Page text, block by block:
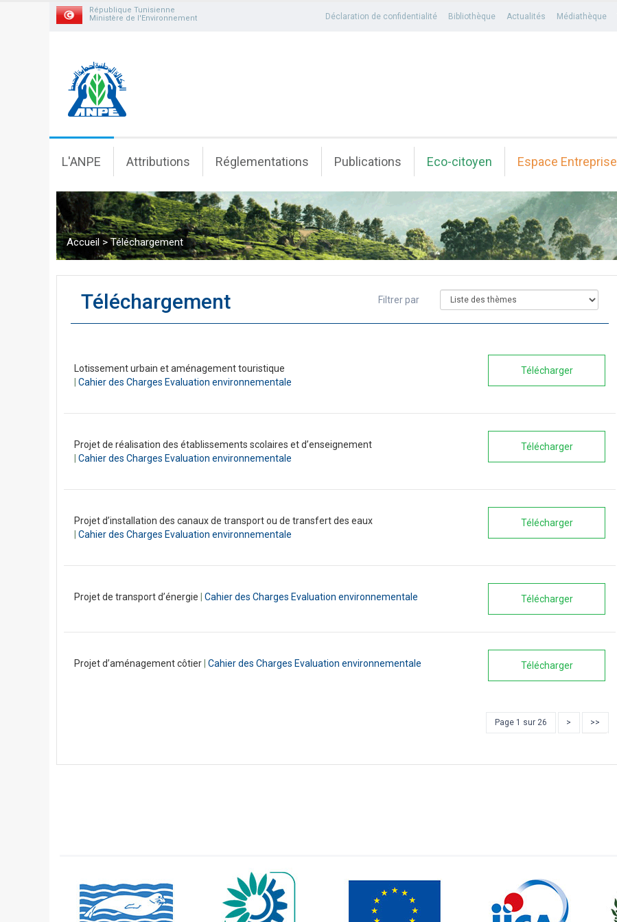
République Tunisienne
Ministère de l'Environnement
Déclaration de confidentialité Bibliothèque Actualités Médiathèque
L'ANPE Attributions Réglementations Publications Eco-citoyen Espace Entreprise
Accueil >Téléchargement
Téléchargement Filtrer par
Lotissement urbain et aménagement touristique
| Cahier des Charges Evaluation environnementale
Télécharger
Projet de réalisation des établissements scolaires et d’enseignement
| Cahier des Charges Evaluation environnementale
Télécharger
Projet d’installation des canaux de transport ou de transfert des eaux
| Cahier des Charges Evaluation environnementale
Télécharger
Projet de transport d’énergie | Cahier des Charges Evaluation environnementale Télécharger
Projet d’aménagement côtier| Cahier des Charges Evaluation environnementale Télécharger
Page 1 sur 26 > >>